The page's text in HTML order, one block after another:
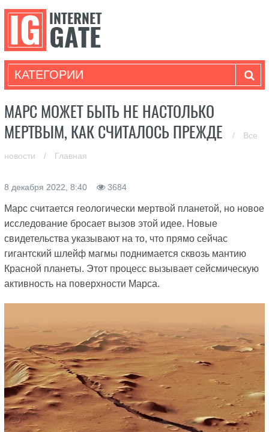
КАТЕГОРИИ
МАРС МОЖЕТ БЫТЬ НЕ НАСТОЛЬКО
МЕРТВЫМ, КАК СЧИТАЛОСЬ ПРЕЖДЕ
/ Все
новости / Главная
8 декабря 2022, 8:40 3684
Марс считается геологически мертвой планетой, но новое
исследование бросает вызов этой идее. Новые
свидетельства указывают на то, что прямо сейчас
гигантский шлейф магмы поднимается сквозь мантию
Красной планеты. Этот процесс вызывает сейсмическую
активность на поверхности Марса.